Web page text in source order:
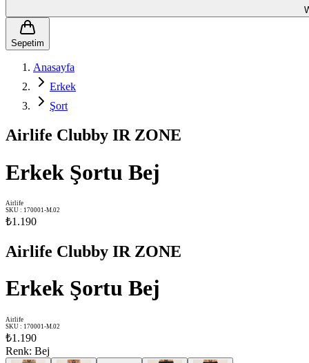
Sepetim
Anasayfa
Erkek
Şort
Airlife Clubby IR ZONE
Erkek Şortu Bej
Airlife
SKU : 170001-M.02
₺1.190
Airlife Clubby IR ZONE
Erkek Şortu Bej
Airlife
SKU : 170001-M.02
₺1.190
Renk: Bej